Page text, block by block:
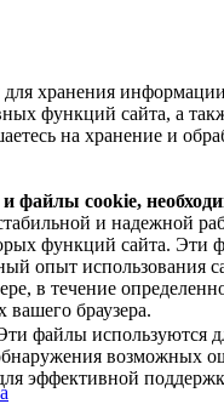
хранения
функций сайта, а
на хранение и
cookie,
и надежной
функций сайта. Эти
опыт использования
в течение
браузера.
файлы используются
возможных
эффективной